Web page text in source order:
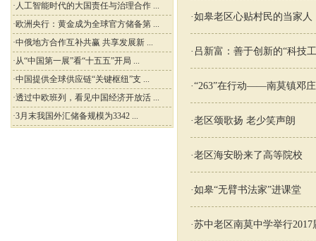
· 人工智能时代的大国责任与治理合作 ...
·欧洲央行：黄金成为全球官方储备第 ...
·中俄地方合作互补共赢 共享发展新 ...
·从“中国第一展”看“十五五”开局 ...
·中国提供全球供应链“关键枢纽”支 ...
·透过中欧班列，看见中国经济开放活 ...
·3月末我国外汇储备规模为3342 ...
·如皋老区心贴村民的当家人
· 吕新富：善于创新的“科技
·“263”在行动——南莫镇邓
·老区颂歌扬 老少笑声朗
·老区海安盼来了高等院校
·如皋“无臂书法家”进课堂
·苏中老区南莫中学举行